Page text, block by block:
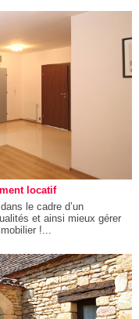
locatif
le cadre d’un
et ainsi mieux gérer
!...